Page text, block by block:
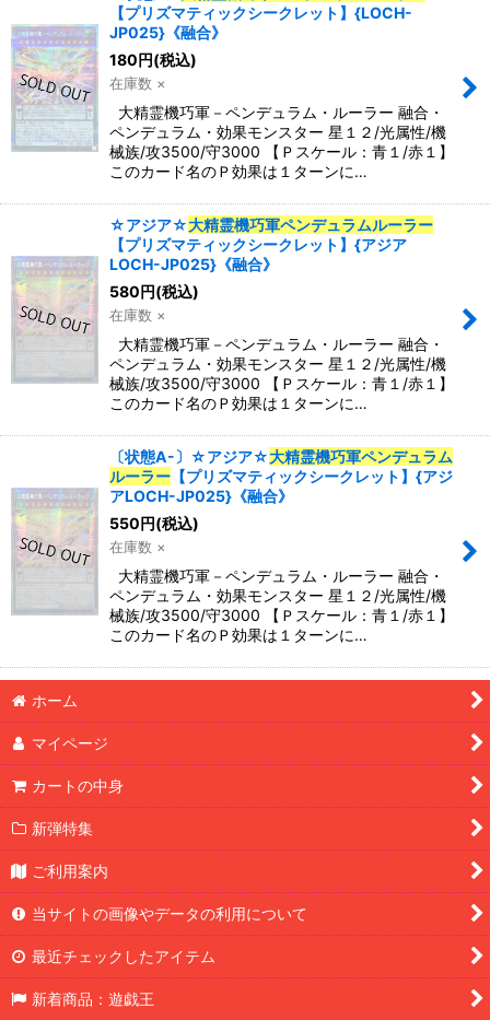
【プリズマティックシークレット】{LOCH-
JP025}《融合》
180円(税込)
在庫数 ×
大精霊機巧軍－ペンデュラム・ルーラー 融合・
ペンデュラム・効果モンスター 星１２/光属性/機
械族/攻3500/守3000 【Ｐスケール：青１/赤１】
このカード名のＰ効果は１ターンに…
☆アジア☆大精霊機巧軍ペンデュラムルーラー
【プリズマティックシークレット】{アジア
LOCH-JP025}《融合》
580円(税込)
在庫数 ×
大精霊機巧軍－ペンデュラム・ルーラー 融合・
ペンデュラム・効果モンスター 星１２/光属性/機
械族/攻3500/守3000 【Ｐスケール：青１/赤１】
このカード名のＰ効果は１ターンに…
〔状態A-〕☆アジア☆大精霊機巧軍ペンデュラム
ルーラー 【プリズマティックシークレット】{アジ
アLOCH-JP025}《融合》
550円(税込)
在庫数 ×
大精霊機巧軍－ペンデュラム・ルーラー 融合・
ペンデュラム・効果モンスター 星１２/光属性/機
械族/攻3500/守3000 【Ｐスケール：青１/赤１】
このカード名のＰ効果は１ターンに…
ホーム
マイページ
カートの中身
新弾特集
ご利用案内
当サイトの画像やデータの利用について
最近チェックしたアイテム
新着商品：遊戯王